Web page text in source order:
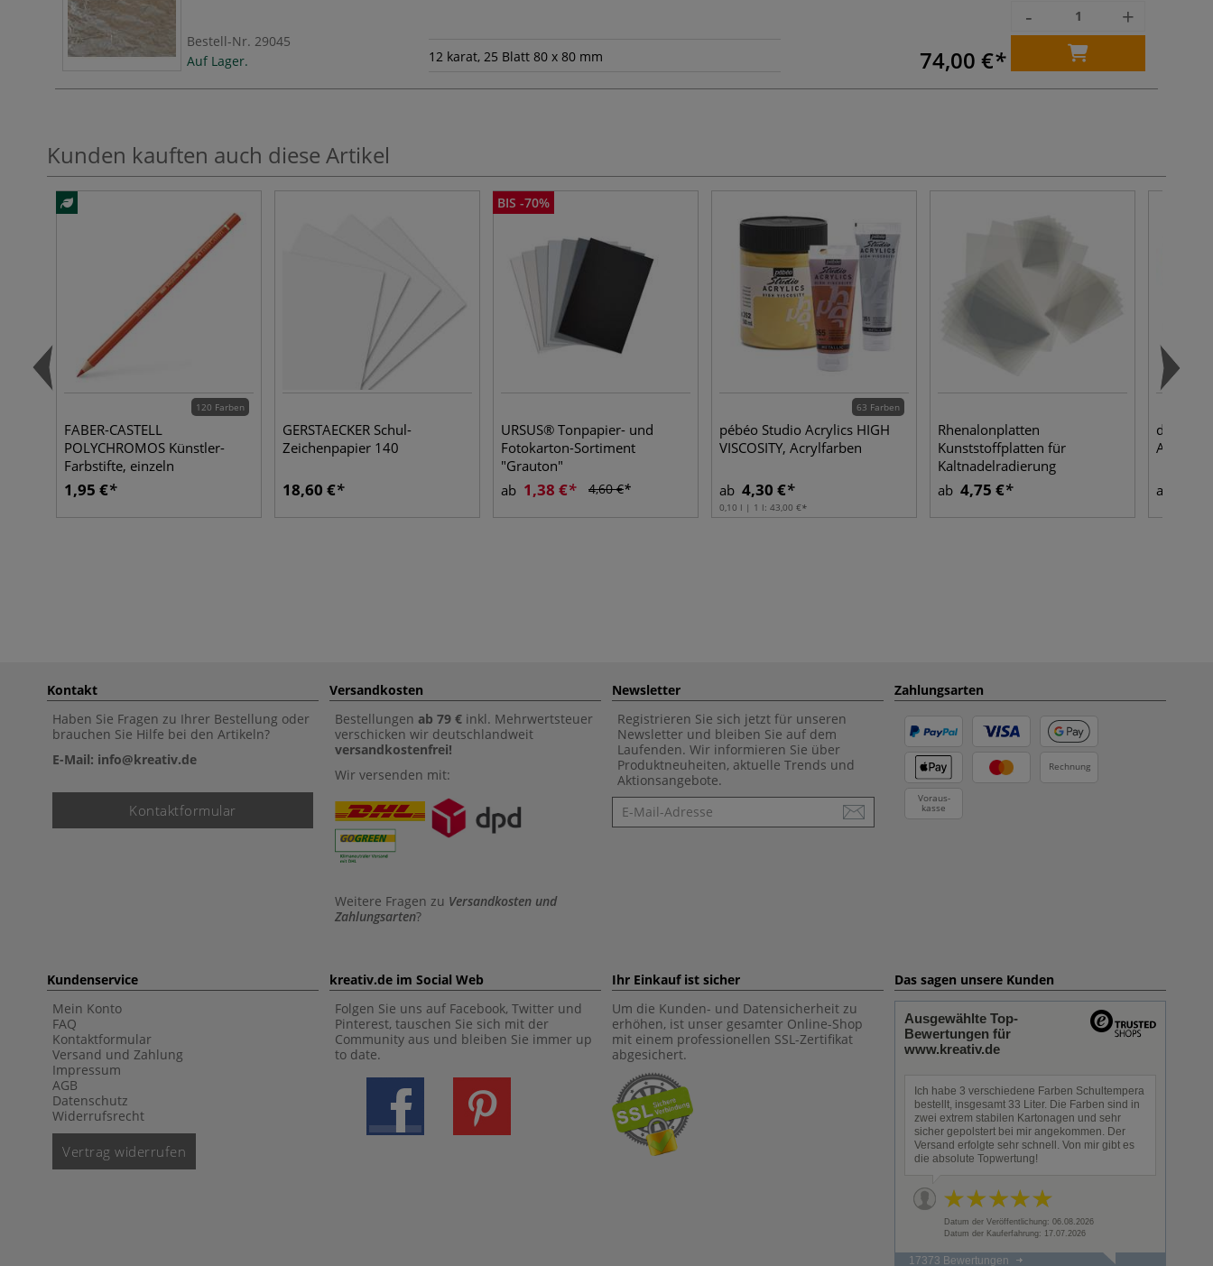
Bestell-Nr. 29045
Auf Lager.
12 karat, 25 Blatt 80 x 80 mm 74,00 €
- +
Kunden kauften auch diese Artikel
120 Farben
FABER-CASTELL
POLYCHROMOS Künstler-
Farbstifte, einzeln
1,95 €
GERSTAECKER Schul-
Zeichenpapier 140
18,60 €
BIS -70%
URSUS® Tonpapier- und
Fotokarton-Sortiment
"Grauton"
ab 1,38 € 4,60 €
63 Farben
pébéo Studio Acrylics HIGH
VISCOSITY, Acrylfarben
ab 4,30 €
0,10 l | 1 l: 43,00 €
Rhenalonplatten
Kunststoffplatten für
Kaltnadelradierung
ab 4,75 €
da Vinci
ab
Kontakt
Haben Sie Fragen zu Ihrer Bestellung oder
brauchen Sie Hilfe bei den Artikeln?
E-Mail: info@kreativ.de
Kontaktformular
Versandkosten
Bestellungen ab 79 € inkl. Mehrwertsteuer
verschicken wir deutschlandweit
versandkostenfrei!
Wir versenden mit:
Weitere Fragen zu Versandkosten und
Zahlungsarten?
Newsletter
Registrieren Sie sich jetzt für unseren
Newsletter und bleiben Sie auf dem
Laufenden. Wir informieren Sie über
Produktneuheiten, aktuelle Trends und
Aktionsangebote.
Newsletter
Zahlungsarten
Rechnung
Voraus-
kasse
Kundenservice
Mein Konto
FAQ
Kontaktformular
Versand und Zahlung
Impressum
AGB
Datenschutz
Widerrufsrecht
Vertrag widerrufen
kreativ.de im Social Web
Folgen Sie uns auf Facebook, Twitter und
Pinterest, tauschen Sie sich mit der
Community aus und bleiben Sie immer up
to date.
Ihr Einkauf ist sicher
Um die Kunden- und Datensicherheit zu
erhöhen, ist unser gesamter Online-Shop
mit einem professionellen SSL-Zertifikat
abgesichert.
Das sagen unsere Kunden
Ausgewählte Top-
Bewertungen für
www.kreativ.de
Ich habe 3 verschiedene Farben Schultempera
bestellt, insgesamt 33 Liter. Die Farben sind in
zwei extrem stabilen Kartonagen und sehr
sicher gepolstert bei mir angekommen. Der
Versand erfolgte sehr schnell. Von mir gibt es
die absolute Topwertung!
Datum der Veröffentlichung: 06.08.2026
Datum der Kauferfahrung: 17.07.2026
17373 Bewertungen